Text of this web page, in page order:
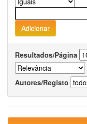
Resultados/Página
Autores/Registo